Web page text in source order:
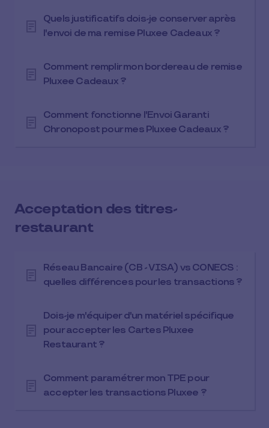
Quels justificatifs dois-je conserver après
l'envoi de ma remise Pluxee Cadeaux ?
Comment remplir mon bordereau de remise
Pluxee Cadeaux ?
Comment fonctionne l'Envoi Garanti
Chronopost pour mes Pluxee Cadeaux ?
Acceptation des titres-
restaurant
Réseau Bancaire (CB - VISA) vs CONECS :
quelles différences pour les transactions ?
Dois-je m'équiper d'un matériel spécifique
pour accepter les Cartes Pluxee
Restaurant ?
Comment paramétrer mon TPE pour
accepter les transactions Pluxee ?